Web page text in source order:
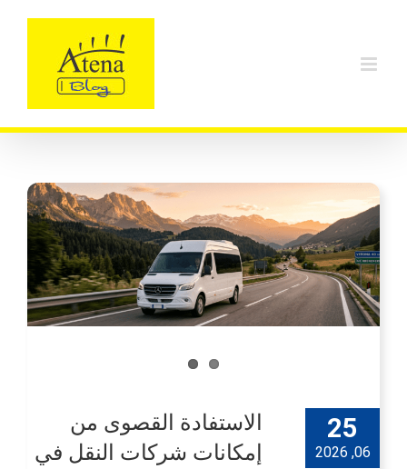
content
25
06, 2026
الاستفادة القصوى من
إمكانات شركات النقل في